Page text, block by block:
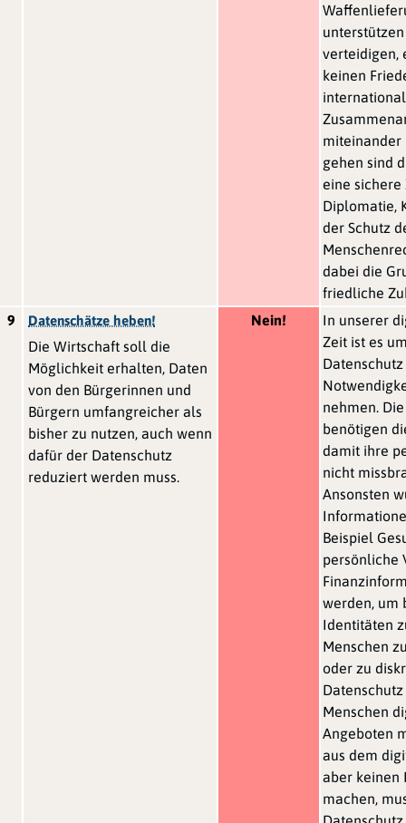
verteidigen,
keinen
miteinander
gehen sind
eine
Diplomatie,
der Schutz
dabei die
friedliche
9
Datenschätze heben!
Die Wirtschaft soll die
Möglichkeit erhalten, Daten
von den Bürgerinnen und
Bürgern umfangreicher als
bisher zu nutzen, auch wenn
dafür der Datenschutz
reduziert werden muss.
Nein!
In unserer
Zeit ist es
nehmen.
benötigen
damit ihre
nicht
Ansonsten
Beispiel
persönliche
werden, um
Identitäten
Menschen
oder zu
Menschen
Angeboten
aus dem
aber keinen
machen,